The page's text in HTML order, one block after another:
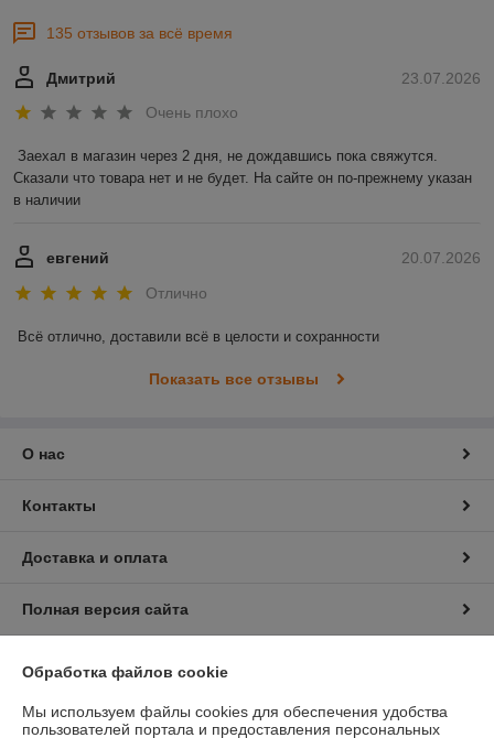
135 отзывов за всё время
23.07.2026
Дмитрий
Очень плохо
Заехал в магазин через 2 дня, не дождавшись пока свяжутся.
Сказали что товара нет и не будет. На сайте он по-прежнему указан
в наличии
20.07.2026
евгений
Отлично
Всё отлично, доставили всё в целости и сохранности
Показать все отзывы
О нас
Контакты
Доставка и оплата
Полная версия сайта
Сайт создан на платформе Deal.by
Обработка файлов cookie
Мы используем файлы cookies для обеспечения удобства
пользователей портала и предоставления персональных